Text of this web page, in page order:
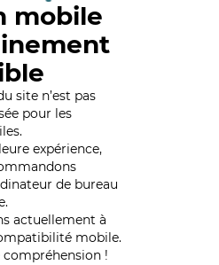
mobile
site n’est pas
pour les
expérience,
de bureau
actuellement à
mobile.
!